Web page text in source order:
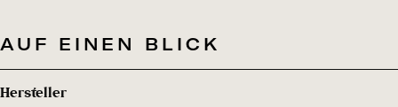
AUF EINEN BLICK
Hersteller